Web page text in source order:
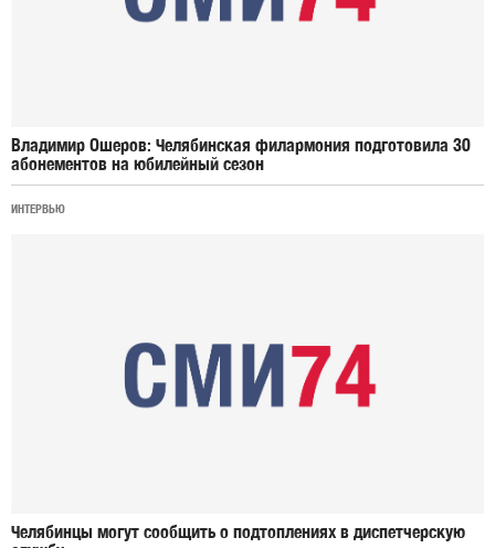
Владимир Ошеров: Челябинская филармония подготовила 30
абонементов на юбилейный сезон
ИНТЕРВЬЮ
Челябинцы могут сообщить о подтоплениях в диспетчерскую